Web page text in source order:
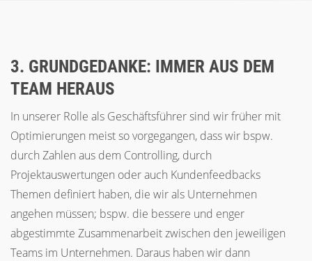
3. GRUNDGEDANKE: IMMER AUS DEM
TEAM HERAUS
In unserer Rolle als Geschäftsführer sind wir früher mit
Optimierungen meist so vorgegangen, dass wir bspw.
durch Zahlen aus dem Controlling, durch
Projektauswertungen oder auch Kundenfeedbacks
Themen definiert haben, die wir als Unternehmen
angehen müssen; bspw. die bessere und enger
abgestimmte Zusammenarbeit zwischen den jeweiligen
Teams im Unternehmen. Daraus haben wir dann